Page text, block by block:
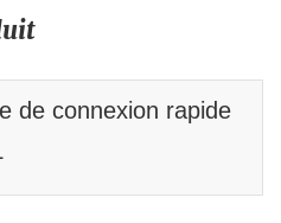
de connexion rapide